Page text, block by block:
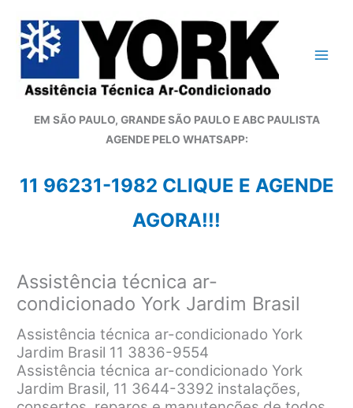
para
conteúdo
EM SÃO PAULO, GRANDE SÃO PAULO E ABC PAULISTA
AGENDE PELO WHATSAPP:
11 96231-1982 CLIQUE E AGENDE
AGORA!!!
Assistência técnica ar-
condicionado York Jardim Brasil
Assistência técnica ar-condicionado York
Jardim Brasil 11 3836-9554
Assistência técnica ar-condicionado York
Jardim Brasil, 11 3644-3392 instalações,